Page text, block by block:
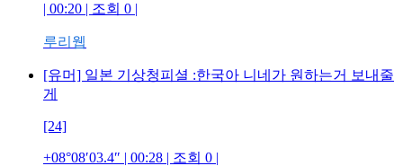
| 00:20 | 조회 0 |
루리웹
[유머] 일본 기상청피셜 :한국아 니네가 원하는거 보내줄
게
[24]
+08°08′03.4″ | 00:28 | 조회 0 |